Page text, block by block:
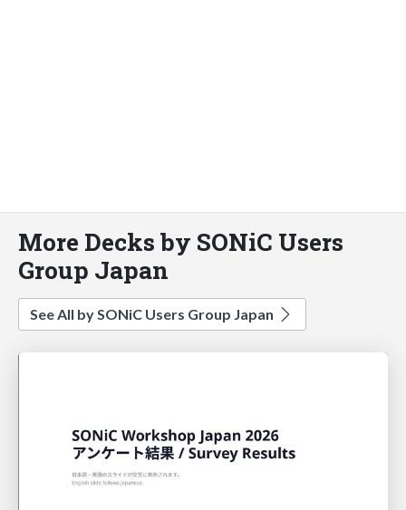
More Decks by SONiC Users
Group Japan
See All by SONiC Users Group Japan